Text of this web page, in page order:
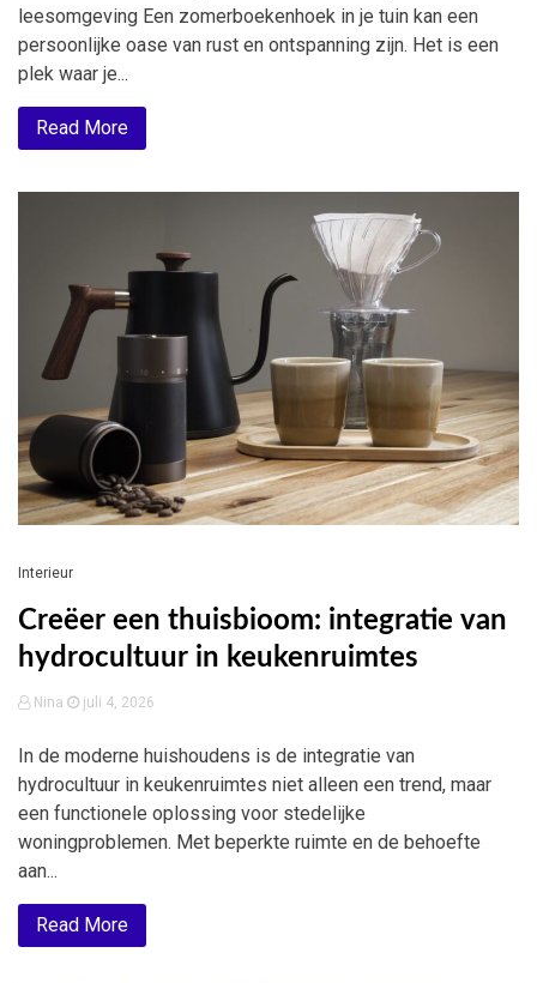
leesomgeving Een zomerboekenhoek in je tuin kan een
persoonlijke oase van rust en ontspanning zijn. Het is een
plek waar je...
Read More
Interieur
Creëer een thuisbioom: integratie van
hydrocultuur in keukenruimtes
Nina juli 4, 2026
In de moderne huishoudens is de integratie van
hydrocultuur in keukenruimtes niet alleen een trend, maar
een functionele oplossing voor stedelijke
woningproblemen. Met beperkte ruimte en de behoefte
aan...
Read More